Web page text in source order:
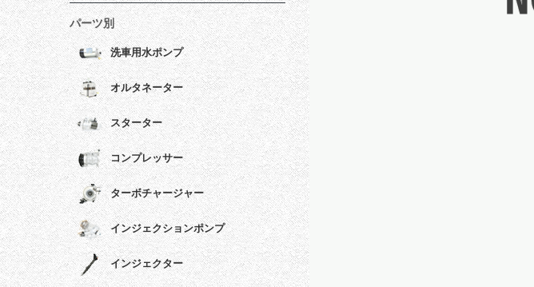
パーツ別
洗車用水ポンプ
オルタネーター
スターター
コンプレッサー
ターボチャージャー
インジェクションポンプ
インジェクター